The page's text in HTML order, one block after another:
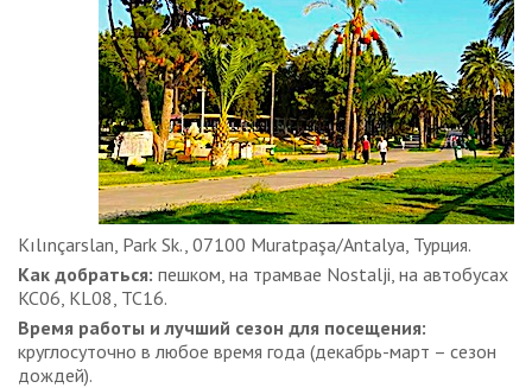
Kılınçarslan, Park Sk., 07100 Muratpaşa/Antalya, Турция.
Как добраться: пешком, на трамвае Nostalji, на автобусах
KC06, KL08, TC16.
Время работы и лучший сезон для посещения:
круглосуточно в любое время года (декабрь-март – сезон
дождей).